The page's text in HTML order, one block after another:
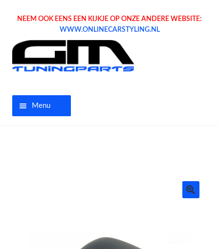
NEEM OOK EENS EEN KIJKJE OP ONZE ANDERE WEBSITE:
WWW.ONLINECARSTYLING.NL
Menu